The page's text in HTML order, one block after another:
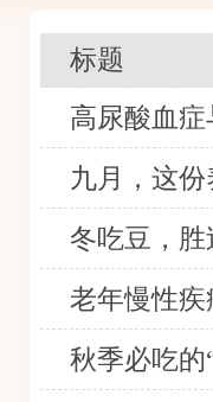
标题
高尿酸血
九月，这
冬吃豆，胜
老年慢性
秋季必吃